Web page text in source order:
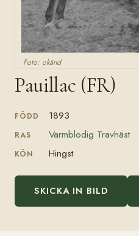
Foto: okänd
Pauillac (FR)
FÖDD 1893
RAS Varmblodig Travhäst
KÖN Hingst
SKICKA IN BILD